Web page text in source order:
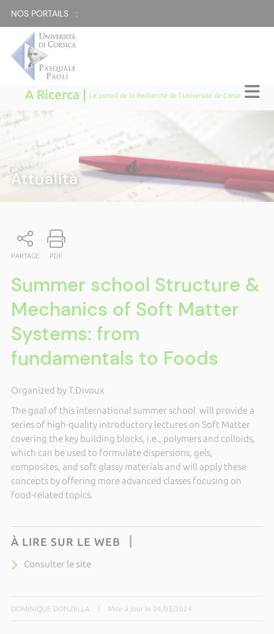
NOS PORTAILS :
A Ricerca | Le portail de la Recherche de l'Université de Corse
A RICERCA
Attualità
PARTAGE PDF
Summer school Structure &
Mechanics of Soft Matter
Systems: from
fundamentals to Foods
Organized by T.Divoux
The goal of this international summer school will provide a
series of high-quality introductory lectures on Soft Matter
covering the key building blocks, i.e., polymers and colloids,
which can be used to formulate dispersions, gels,
composites, and soft glassy materials and will apply these
concepts by offering more advanced classes focusing on
food-related topics.
À LIRE SUR LE WEB
Consulter le site
DOMINIQUE DONZELLA Mise à jour le 04/03/2024